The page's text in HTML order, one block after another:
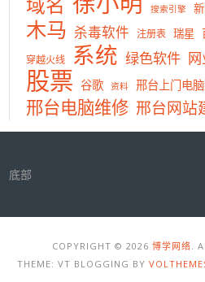
域名 搜索引擎
木马 杀毒软件 注册表 瑞星
穿越火线 系统 绿色软件
股票 谷歌 资料 邢台上门电
邢台电脑维修 邢台网站
底部
COPYRIGHT © 2026 博学网络 .
THEME: VT BLOGGING BY